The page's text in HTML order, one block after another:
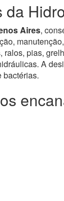
da
Aires,
pias,
A
bactérias.